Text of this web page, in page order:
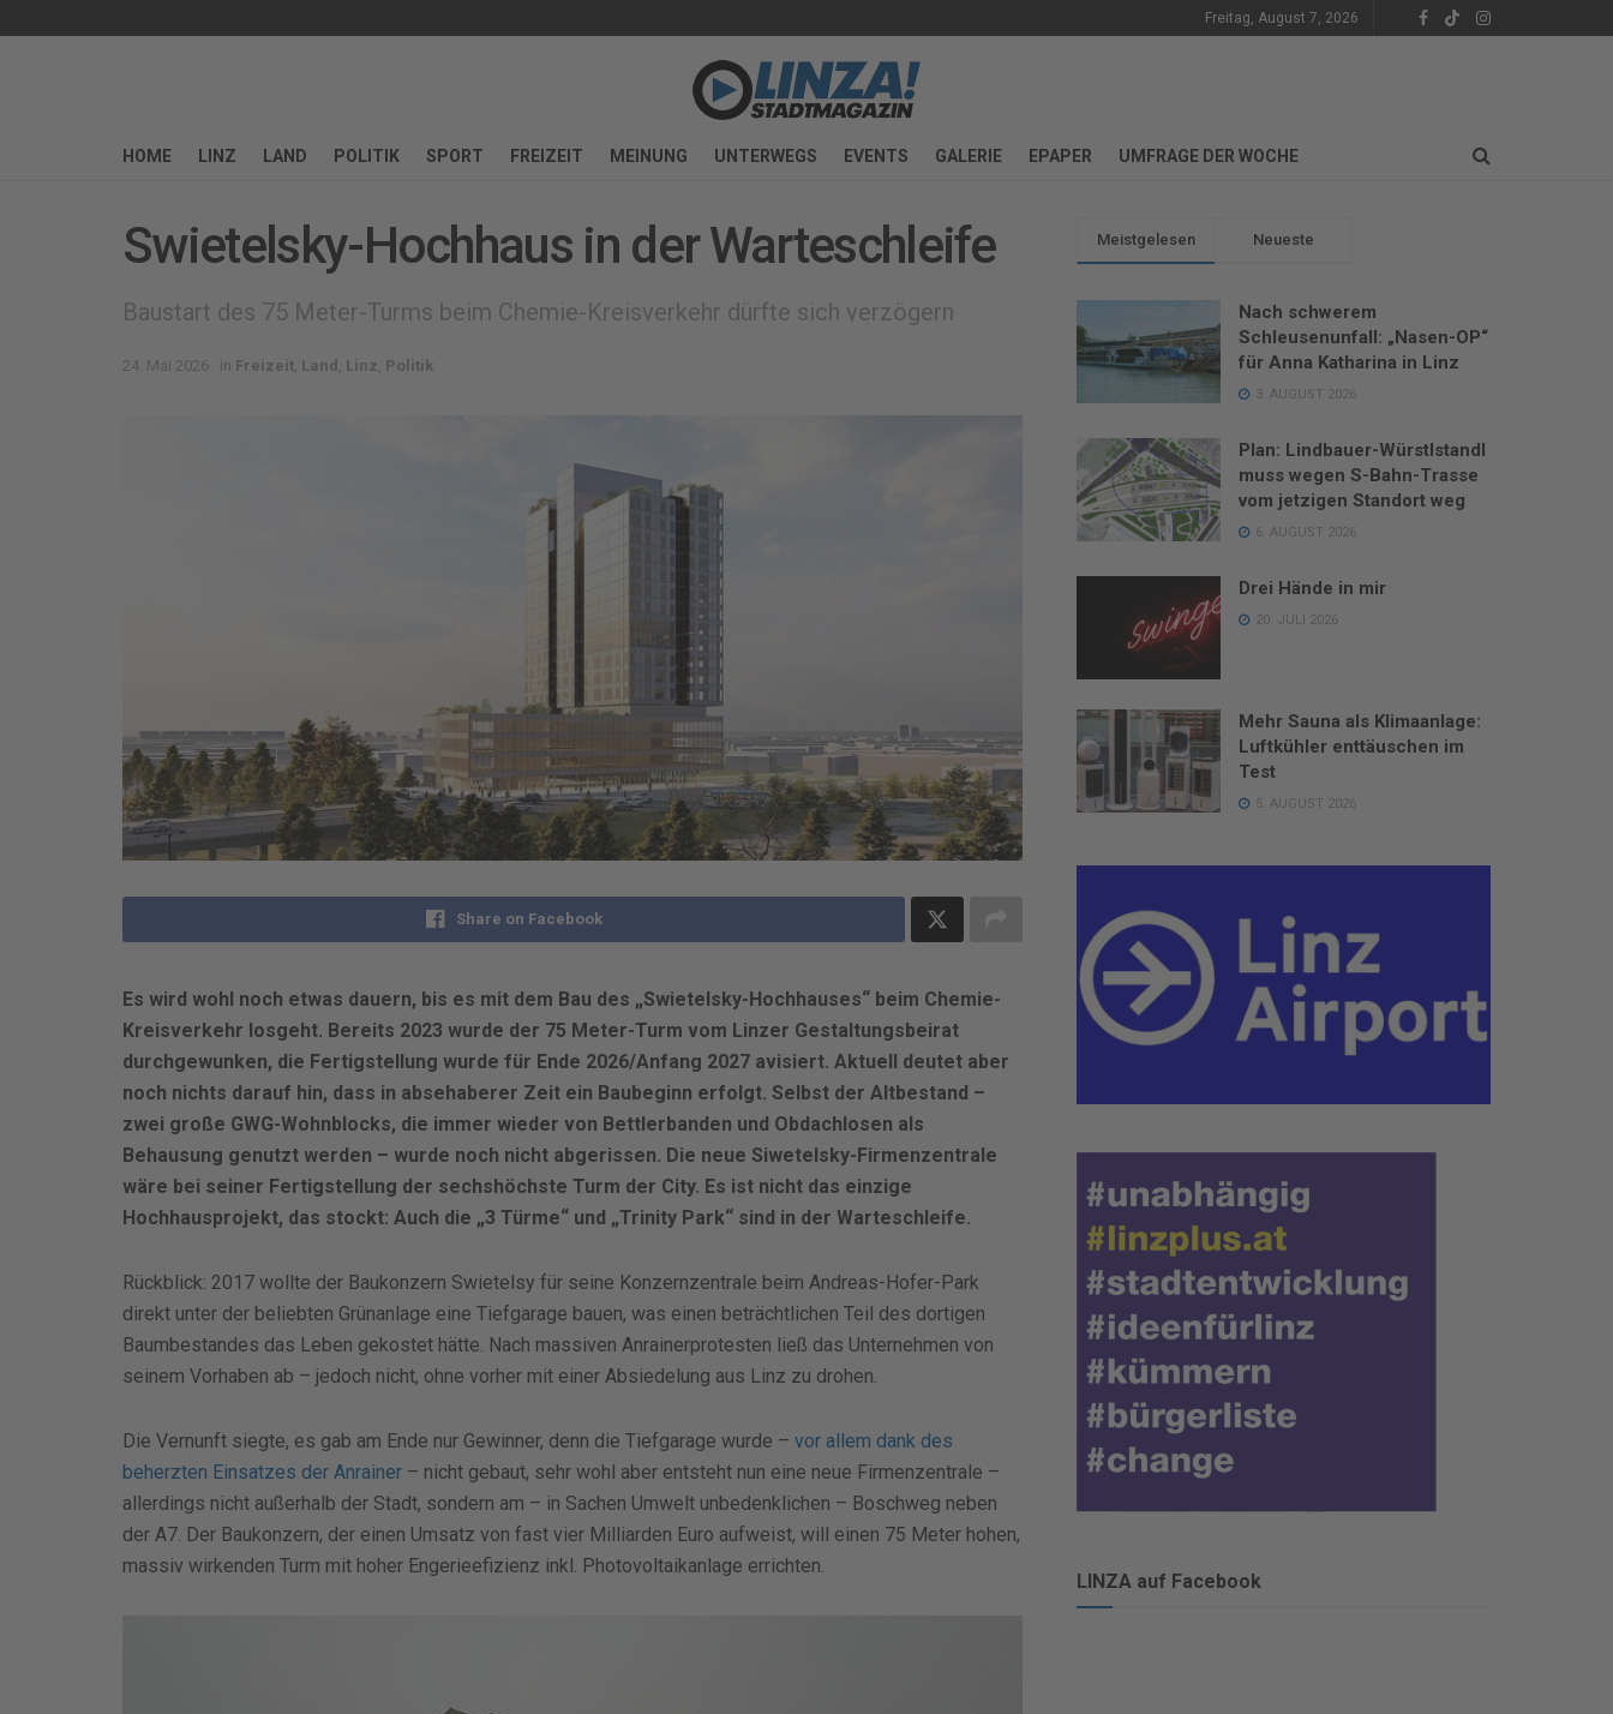
Freitag, August 7, 2026
HOME LINZ LAND POLITIK SPORT FREIZEIT MEINUNG UNTERWEGS EVENTS GALERIE EPAPER UMFRAGE DER WOCHE
Swietelsky-Hochhaus in der Warteschleife
Baustart des 75 Meter-Turms beim Chemie-Kreisverkehr dürfte sich verzögern
24. Mai 2026 in Freizeit Land Linz Politik
Share on Facebook
Es wird wohl noch etwas dauern, bis es mit dem Bau des „Swietelsky-Hochhauses“ beim Chemie-
Kreisverkehr losgeht. Bereits 2023 wurde der 75 Meter-Turm vom Linzer Gestaltungsbeirat
durchgewunken, die Fertigstellung wurde für Ende 2026/Anfang 2027 avisiert. Aktuell deutet aber
noch nichts darauf hin, dass in absehaberer Zeit ein Baubeginn erfolgt. Selbst der Altbestand –
zwei große GWG-Wohnblocks, die immer wieder von Bettlerbanden und Obdachlosen als
Behausung genutzt werden – wurde noch nicht abgerissen. Die neue Siwetelsky-Firmenzentrale
wäre bei seiner Fertigstellung der sechshöchste Turm der City. Es ist nicht das einzige
Hochhausprojekt, das stockt: Auch die „3 Türme“ und „Trinity Park“ sind in der Warteschleife.
Rückblick: 2017 wollte der Baukonzern Swietelsy für seine Konzernzentrale beim Andreas-Hofer-Park
direkt unter der beliebten Grünanlage eine Tiefgarage bauen, was einen beträchtlichen Teil des dortigen
Baumbestandes das Leben gekostet hätte. Nach massiven Anrainerprotesten ließ das Unternehmen von
seinem Vorhaben ab – jedoch nicht, ohne vorher mit einer Absiedelung aus Linz zu drohen.
Die Vernunft siegte, es gab am Ende nur Gewinner, denn die Tiefgarage wurde – vor allem dank des
beherzten Einsatzes der Anrainer – nicht gebaut, sehr wohl aber entsteht nun eine neue Firmenzentrale –
allerdings nicht außerhalb der Stadt, sondern am – in Sachen Umwelt unbedenklichen – Boschweg neben
der A7. Der Baukonzern, der einen Umsatz von fast vier Milliarden Euro aufweist, will einen 75 Meter hohen,
massiv wirkenden Turm mit hoher Engerieefizienz inkl. Photovoltaikanlage errichten.
Meistgelesen Neueste
Nach schwerem
Schleusenunfall: „Nasen-OP“
für Anna Katharina in Linz
3. AUGUST 2026
Plan: Lindbauer-Würstlstandl
muss wegen S-Bahn-Trasse
vom jetzigen Standort weg
6. AUGUST 2026
Drei Hände in mir
20. JULI 2026
Mehr Sauna als Klimaanlage:
Luftkühler enttäuschen im
Test
5. AUGUST 2026
LINZA auf Facebook